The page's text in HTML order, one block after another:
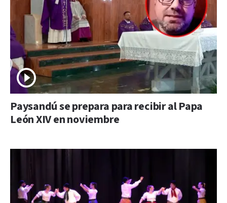
Paysandú se prepara para recibir al Papa
León XIV en noviembre